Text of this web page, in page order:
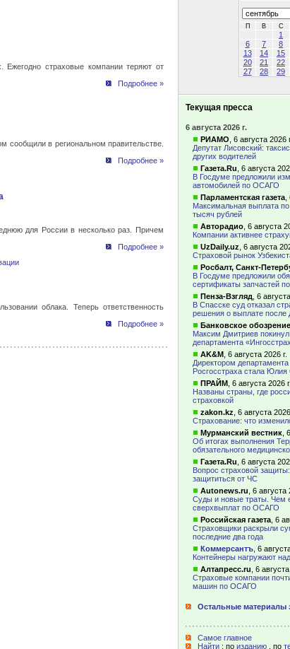
Ежегодно страховые компании теряют от
Подробнее »
сообщили в региональном правительстве.
Подробнее »
для России в несколько раз. Причем
Подробнее »
облака. Теперь ответственность
Подробнее »
П В С
1
6
7 8
13
14 15
20
21 22
27
28 29
Текущая пресса
6 августа 2026 г.
РИАМО 6 августа 2026
Депутат Лисовский:
других водителей
Газета.Ru 6 августа
В Госдуме предложили
автомобилей по ОСАГО
Парламентская газета
Максимальная выплата
тысяч рублей
Авторадио 6 августа
Компании активнее
UzDaily.uz 6 августа
Страховой рынок
Росбалт, Санкт-
В Госдуме предложили
сертификаты запчастей
Пенза-Взгляд 6
В Спасске суд отказал
решения о выплате после
Банковское обозрение
Максим Дмитриев
департамента
AK&M
6 августа 2026 г.
Директором
Росгосстраха стала
ПРАЙМ
6 августа 2026 г.
Названы страны, где
страховкой
zakon.kz 6 августа 2026
Страхование: что
Мурманский вестник
Об итогах выполнения
обязательного
Газета.Ru 6 августа
Вопрос страховой
защититься от ЧС
Autonews.ru 6 августа
Суды и новые траты. Чем
сверхвыплат по ОСАГО
Российская газета 6
Страховщики раскрыли
последние два года
Коммерсантъ 6
Контейнеры нагружают
Алтапресс.ru 6 августа
Страховые компании
машин по ОСАГО
Остальные материалы
Самое главное
Найти : по изданию , по